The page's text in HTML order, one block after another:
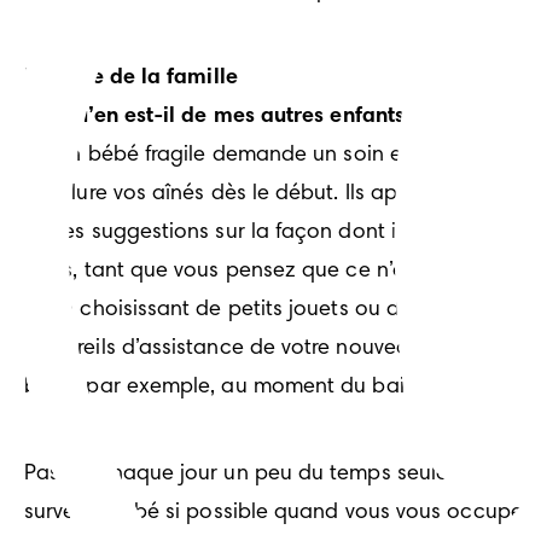
Le reste de la famille
Q : Qu’en est-il de mes autres enfants ? Le
Un bébé fragile demande un soin et une
d’inclure vos aînés dès le début. Ils apprécieront
et des suggestions sur la façon dont ils peuvent
Alors, tant que vous pensez que ce n’est pas le
et en choisissant de petits jouets ou des
appareils d’assistance de votre nouveau-né sont
bébé, par exemple, au moment du bain ou quand
Passez chaque jour un peu du temps seule avec
surveille bébé si possible quand vous vous occupez